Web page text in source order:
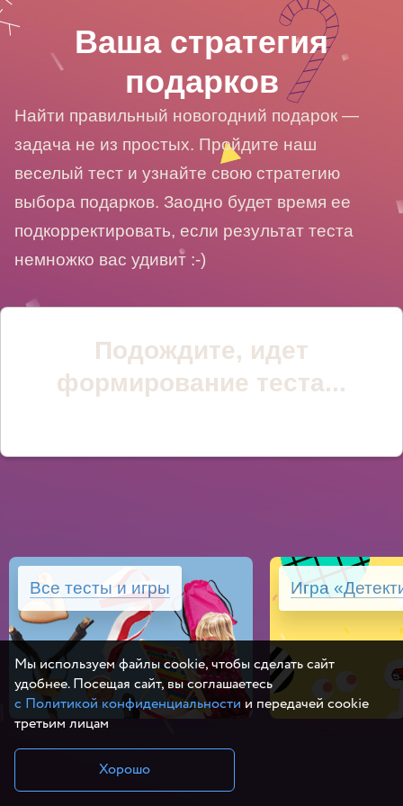
Ваша стратегия
подарков
Найти правильный новогодний подарок —
задача не из простых. Пройдите наш
веселый тест и узнайте свою стратегию
выбора подарков. Заодно будет время ее
подкорректировать, если результат теста
немножко вас удивит :-)
Подождите, идет
формирование теста...
Все тесты и игры Игра
Мы используем файлы cookie, чтобы сделать сайт
удобнее. Посещая сайт, вы соглашаетесь
с Политикой конфиденциальности и передачей cookie
третьим лицам
Хорошо